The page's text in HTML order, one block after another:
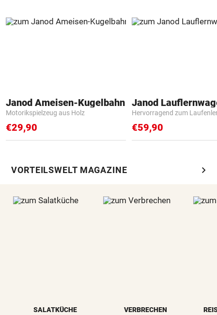
Janod Ameisen-Kugelbahn
Motorikspielzeug aus Holz
€29,90
Janod
Hervorragend zum
€59,90
VORTEILSWELT MAGAZINE chevron_right
SALATKÜCHE VERBRECHEN